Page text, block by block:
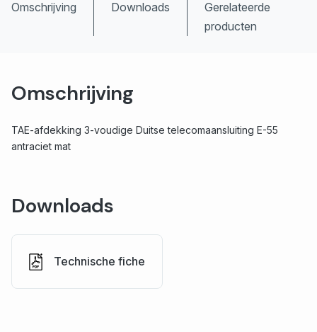
Omschrijving Downloads
Gerelateerde
producten
Omschrijving
TAE-afdekking 3-voudige Duitse telecomaansluiting E-55
antraciet mat
Downloads
Technische fiche